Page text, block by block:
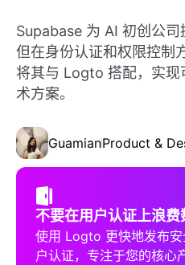
Supabase 为 AI 初创公司
但在身份认证和权限控制
将其与 Logto 搭配，实现
术方案。
GuamianProduct &
不要在用户认证上浪费
使用 Logto 更快地发布安
户认证，专注于您的核心